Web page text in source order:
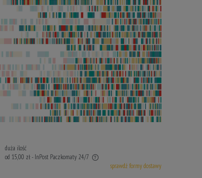
duża ilość
od 15,00 zł - InPost Paczkomaty 24/7
sprawdź formy dostawy